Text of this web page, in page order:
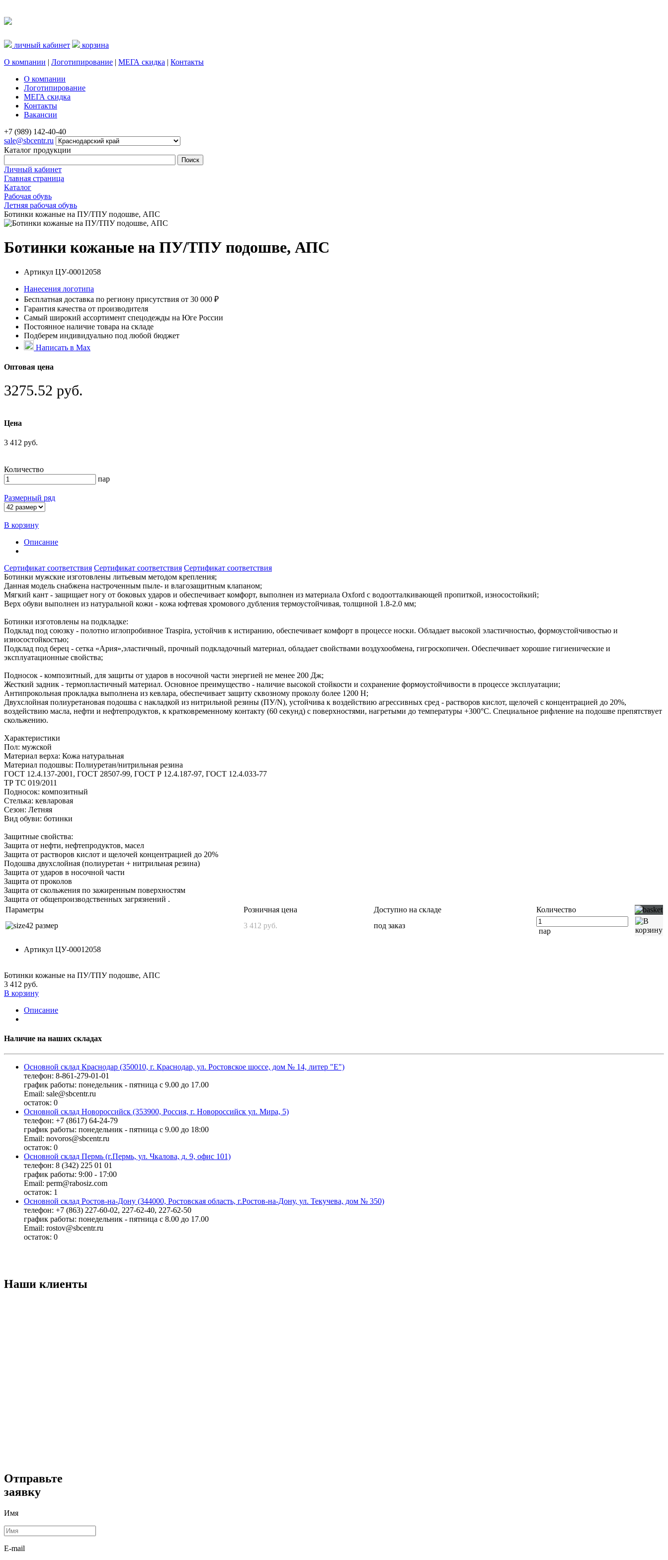
личный кабинет
корзина
О компании | Логотипирование | МЕГА скидка | Контакты
О компании
Логотипирование
МЕГА скидка
Контакты
Вакансии
+7 (989) 142-40-40
sale@sbcentr.ru
Каталог продукции
Личный кабинет
Главная страница
Каталог
Рабочая обувь
Летняя рабочая обувь
Ботинки кожаные на ПУ/ТПУ подошве, АПС
Ботинки кожаные на ПУ/ТПУ подошве, АПС
Артикул ЦУ-00012058
Нанесения логотипа
Бесплатная доставка по региону присутствия от 30 000 ₽
Гарантия качества от производителя
Самый широкий ассортимент спецодежды на Юге России
Постоянное наличие товара на складе
Подберем индивидуально под любой бюджет
Написать в Max
Оптовая цена
3275.52 руб.
Цена
3 412 руб.
Количество
пар
Размерный ряд
В корзину
Описание
Сертификат соответствия Сертификат соответствия Сертификат соответствия
Ботинки мужские изготовлены литьевым методом крепления;
Данная модель снабжена настроченным пыле- и влагозащитным клапаном;
Мягкий кант - защищает ногу от боковых ударов и обеспечивает комфорт, выполнен из материала Oxford с водоотталкивающей пропиткой, износостойкий;
Верх обуви выполнен из натуральной кожи - кожа юфтевая хромового дубления термоустойчивая, толщиной 1.8-2.0 мм;
Ботинки изготовлены на подкладке:
Подклад под союзку - полотно иглопробивное Traspira, устойчив к истиранию, обеспечивает комфорт в процессе носки. Обладает высокой эластичностью, формоустойчивостью и
износостойкостью;
Подклад под берец - сетка «Ария»,эластичный, прочный подкладочный материал, обладает свойствами воздухообмена, гигроскопичен. Обеспечивает хорошие гигиенические и
эксплуатационные свойства;
Подносок - композитный, для защиты от ударов в носочной части энергией не менее 200 Дж;
Жесткий задник - термопластичный материал. Основное преимущество - наличие высокой стойкости и сохранение формоустойчивости в процессе эксплуатации;
Антипрокольная прокладка выполнена из кевлара, обеспечивает защиту сквозному проколу более 1200 Н;
Двухслойная полиуретановая подошва с накладкой из нитрильной резины (ПУ/N), устойчива к воздействию агрессивных сред - растворов кислот, щелочей с концентрацией до 20%,
воздействию масла, нефти и нефтепродуктов, к кратковременному контакту (60 секунд) с поверхностями, нагретыми до температуры +300°С. Специальное рифление на подошве препятствует
скольжению.
Характеристики
Пол: мужской
Материал верха: Кожа натуральная
Материал подошвы: Полиуретан/нитрильная резина
ГОСТ 12.4.137-2001, ГОСТ 28507-99, ГОСТ Р 12.4.187-97, ГОСТ 12.4.033-77
ТР ТС 019/2011
Подносок: композитный
Стелька: кевларовая
Сезон: Летняя
Вид обуви: ботинки
Защитные свойства:
Защита от нефти, нефтепродуктов, масел
Защита от растворов кислот и щелочей концентрацией до 20%
Подошва двухслойная (полиуретан + нитрильная резина)
Защита от ударов в носочной части
Защита от проколов
Защита от скольжения по зажиренным поверхностям
Защита от общепроизводственных загрязнений .
Параметры
Розничная цена Доступно на складе
Количество
42 размер
3 412 руб. под заказ
пар
Артикул ЦУ-00012058
Ботинки кожаные на ПУ/ТПУ подошве, АПС
3 412 руб.
В корзину
Описание
Наличие на наших складах
Основной склад Краснодар (350010, г. Краснодар, ул. Ростовское шоссе, дом № 14, литер "Е")
телефон: 8-861-279-01-01
график работы: понедельник - пятница с 9.00 до 17.00
Email: sale@sbcentr.ru
остаток: 0
Основной склад Новороссийск (353900, Россия, г. Новороссийск ул. Мира, 5)
телефон: +7 (8617) 64-24-79
график работы: понедельник - пятница с 9.00 до 18:00
Email: novoros@sbcentr.ru
остаток: 0
Основной склад Пермь (г.Пермь, ул. Чкалова, д. 9, офис 101)
телефон: 8 (342) 225 01 01
график работы: 9:00 - 17:00
Email: perm@rabosiz.com
остаток: 1
Основной склад Ростов-на-Дону (344000, Ростовская область, г.Ростов-на-Дону, ул. Текучева, дом № 350)
телефон: +7 (863) 227-60-02, 227-62-40, 227-62-50
график работы: понедельник - пятница с 8.00 до 17.00
Email: rostov@sbcentr.ru
остаток: 0
Наши клиенты
Отправьте
заявку
Имя
E-mail